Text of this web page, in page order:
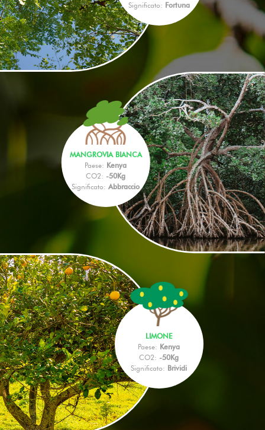
Significato: Fortuna
MANGROVIA BIANCA
Paese: Kenya
CO2: -50Kg
Significato:Abbraccio
LIMONE
Paese: Kenya
CO2: -50Kg
Significato: Brividi